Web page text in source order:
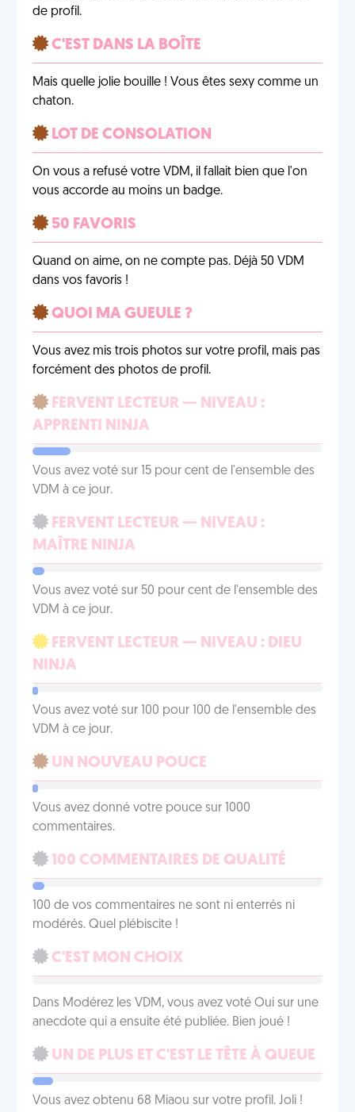
de profil.
C'EST DANS LA BOÎTE
Mais quelle jolie bouille ! Vous êtes sexy comme un
chaton.
LOT DE CONSOLATION
On vous a refusé votre VDM, il fallait bien que l'on
vous accorde au moins un badge.
50 FAVORIS
Quand on aime, on ne compte pas. Déjà 50 VDM
dans vos favoris !
QUOI MA GUEULE ?
Vous avez mis trois photos sur votre profil, mais pas
forcément des photos de profil.
FERVENT LECTEUR — NIVEAU :
APPRENTI NINJA
Vous avez voté sur 15 pour cent de l'ensemble des
VDM à ce jour.
FERVENT LECTEUR — NIVEAU :
MAÎTRE NINJA
Vous avez voté sur 50 pour cent de l'ensemble des
VDM à ce jour.
FERVENT LECTEUR — NIVEAU : DIEU
NINJA
Vous avez voté sur 100 pour 100 de l'ensemble des
VDM à ce jour.
UN NOUVEAU POUCE
Vous avez donné votre pouce sur 1000
commentaires.
100 COMMENTAIRES DE QUALITÉ
100 de vos commentaires ne sont ni enterrés ni
modérés. Quel plébiscite !
C'EST MON CHOIX
Dans Modérez les VDM, vous avez voté Oui sur une
anecdote qui a ensuite été publiée. Bien joué !
UN DE PLUS ET C'EST LE TÊTE À QUEUE
Vous avez obtenu 68 Miaou sur votre profil. Joli !